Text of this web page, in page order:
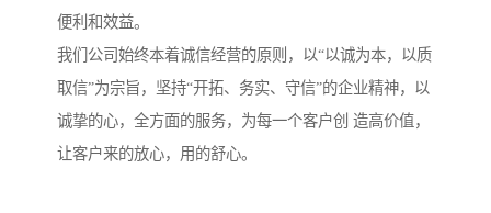
便利和效益。
我们公司始终本着诚信经营的原则，以“以诚为本，以质
取信”为宗旨，坚持“开拓、务实、守信”的企业精神，以
诚挚的心，全方面的服务，为每一个客户创 造高价值，
让客户来的放心，用的舒心。